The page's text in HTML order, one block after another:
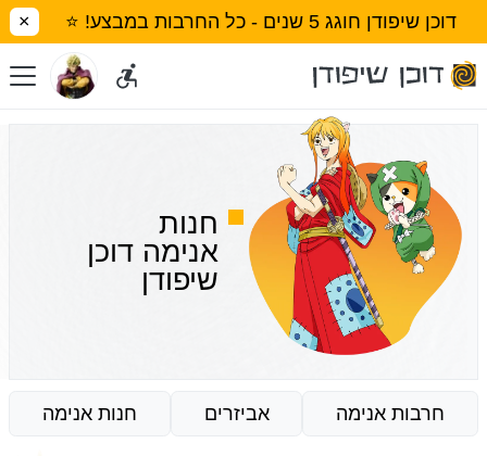
דוכן שיפודן חוגג 5 שנים - כל החרבות במבצע! ⭐ ×
חנות
אנימה דוכן
שיפודן
חרבות אנימה אביזרים חנות אנימה